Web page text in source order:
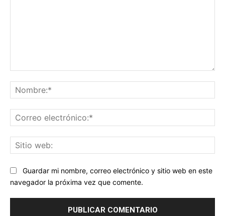
Guardar mi nombre, correo electrónico y sitio web en este
navegador la próxima vez que comente.